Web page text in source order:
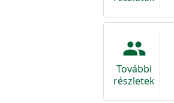
people
További
részletek